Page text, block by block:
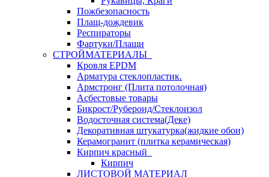
Пожбезопасность
Плащ-дождевик
Респираторы
Фартуки/Плащи
СТРОЙМАТЕРИАЛЫ
Кровля ЕРDM
Арматура стеклопластик.
Армстронг (Плита потолочная)
Асбестовые товары
Бикрост/Рубероид/Стеклоизол
Водосточная система(Деке)
Декоративная штукатурка(жидкие обои)
Керамогранит (плитка керамическая)
Кирпич красный
Кирпич
ЛИСТОВОЙ МАТЕРИАЛ